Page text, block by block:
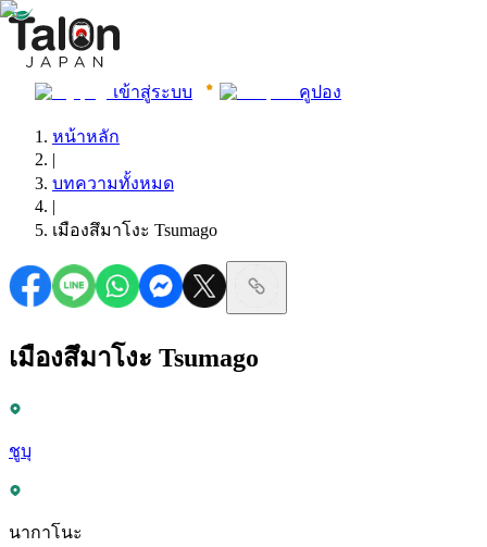
เข้าสู่ระบบ คูปอง
หน้าหลัก
|
บทความทั้งหมด
|
เมืองสึมาโงะ Tsumago
เมืองสึมาโงะ Tsumago
ชูบุ
นากาโนะ